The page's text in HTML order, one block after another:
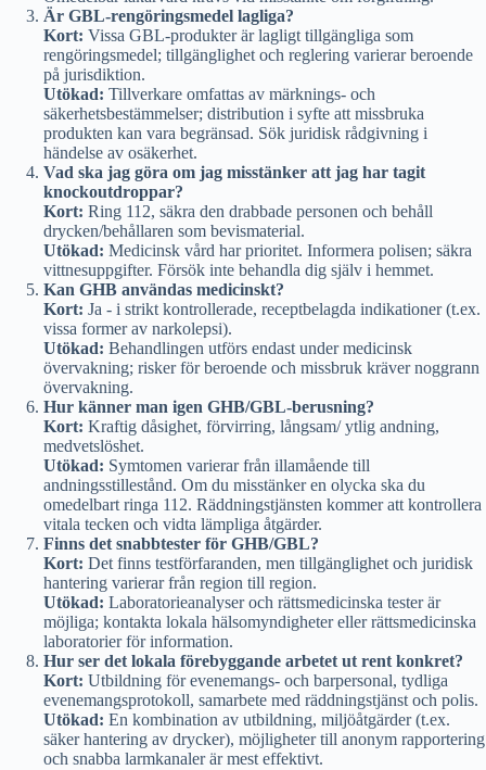
Är GBL-rengöringsmedel lagliga?
Kort: Vissa GBL-produkter är lagligt tillgängliga som
rengöringsmedel; tillgänglighet och reglering varierar beroende
på jurisdiktion.
Utökad: Tillverkare omfattas av märknings- och
säkerhetsbestämmelser; distribution i syfte att missbruka
produkten kan vara begränsad. Sök juridisk rådgivning i
händelse av osäkerhet.
Vad ska jag göra om jag misstänker att jag har tagit
knockoutdroppar?
Kort: Ring 112, säkra den drabbade personen och behåll
drycken/behållaren som bevismaterial.
Utökad: Medicinsk vård har prioritet. Informera polisen; säkra
vittnesuppgifter. Försök inte behandla dig själv i hemmet.
Kan GHB användas medicinskt?
Kort: Ja - i strikt kontrollerade, receptbelagda indikationer (t.ex.
vissa former av narkolepsi).
Utökad: Behandlingen utförs endast under medicinsk
övervakning; risker för beroende och missbruk kräver noggrann
övervakning.
Hur känner man igen GHB/GBL-berusning?
Kort: Kraftig dåsighet, förvirring, långsam/ ytlig andning,
medvetslöshet.
Utökad: Symtomen varierar från illamående till
andningsstillestånd. Om du misstänker en olycka ska du
omedelbart ringa 112. Räddningstjänsten kommer att kontrollera
vitala tecken och vidta lämpliga åtgärder.
Finns det snabbtester för GHB/GBL?
Kort: Det finns testförfaranden, men tillgänglighet och juridisk
hantering varierar från region till region.
Utökad: Laboratorieanalyser och rättsmedicinska tester är
möjliga; kontakta lokala hälsomyndigheter eller rättsmedicinska
laboratorier för information.
Hur ser det lokala förebyggande arbetet ut rent konkret?
Kort: Utbildning för evenemangs- och barpersonal, tydliga
evenemangsprotokoll, samarbete med räddningstjänst och polis.
Utökad: En kombination av utbildning, miljöåtgärder (t.ex.
säker hantering av drycker), möjligheter till anonym rapportering
och snabba larmkanaler är mest effektivt.